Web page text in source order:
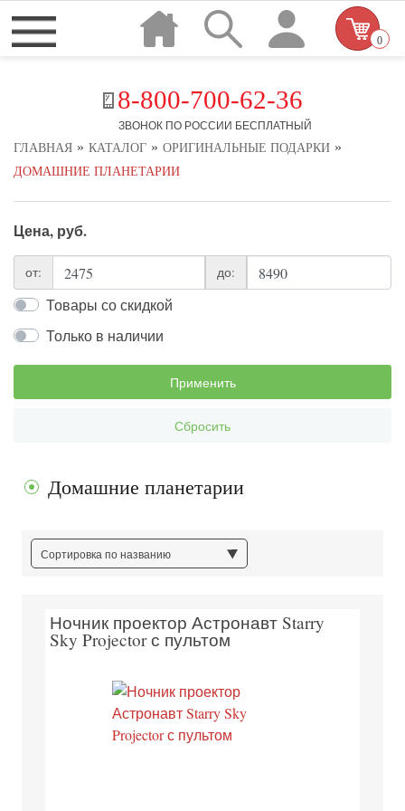
8-800-700-62-36
ЗВОНОК ПО РОССИИ БЕСПЛАТНЫЙ
0
ГЛАВНАЯ » КАТАЛОГ » ОРИГИНАЛЬНЫЕ ПОДАРКИ »
ДОМАШНИЕ ПЛАНЕТАРИИ
Цена, руб.
от: до:
Товары со скидкой
Только в наличии
Применить
Сбросить
Домашние планетарии
Сортировка по названию
Ночник проектор Астронавт Starry
Sky Projector с пультом